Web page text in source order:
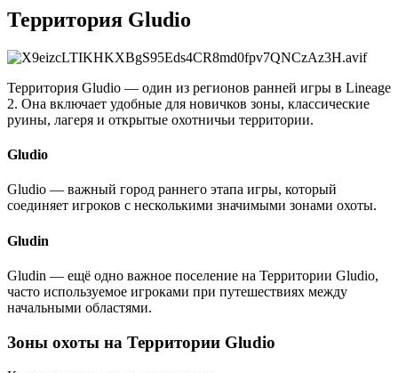
Территория Gludio
Территория Gludio — один из регионов ранней игры в Lineage
2. Она включает удобные для новичков зоны, классические
руины, лагеря и открытые охотничьи территории.
Gludio
Gludio — важный город раннего этапа игры, который
соединяет игроков с несколькими значимыми зонами охоты.
Gludin
Gludin — ещё одно важное поселение на Территории Gludio,
часто используемое игроками при путешествиях между
начальными областями.
Зоны охоты на Территории Gludio